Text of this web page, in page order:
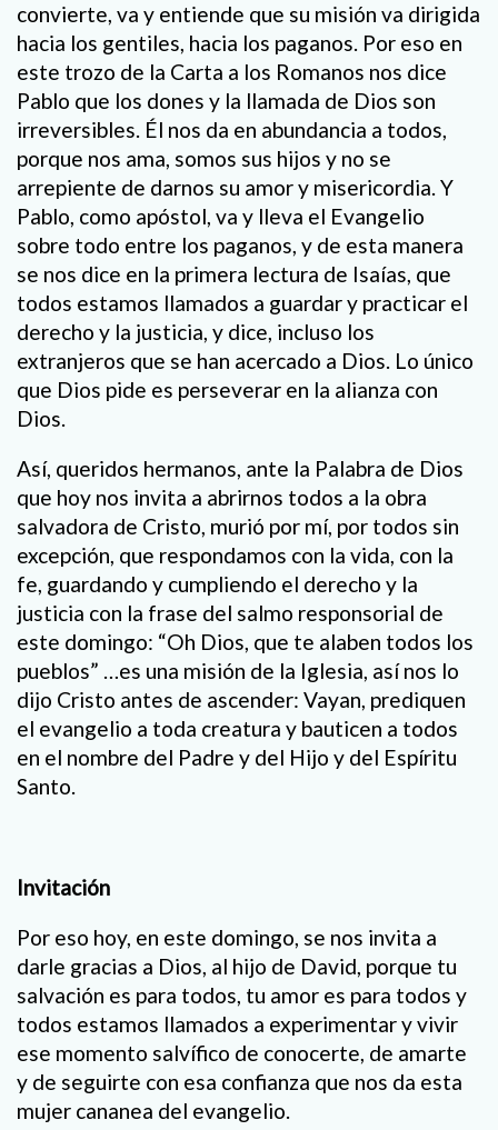
convierte, va y entiende que su misión va dirigida
hacia los gentiles, hacia los paganos. Por eso en
este trozo de la Carta a los Romanos nos dice
Pablo que los dones y la llamada de Dios son
irreversibles. Él nos da en abundancia a todos,
porque nos ama, somos sus hijos y no se
arrepiente de darnos su amor y misericordia. Y
Pablo, como apóstol, va y lleva el Evangelio
sobre todo entre los paganos, y de esta manera
se nos dice en la primera lectura de Isaías, que
todos estamos llamados a guardar y practicar el
derecho y la justicia, y dice, incluso los
extranjeros que se han acercado a Dios. Lo único
que Dios pide es perseverar en la alianza con
Dios.
Así, queridos hermanos, ante la Palabra de Dios
que hoy nos invita a abrirnos todos a la obra
salvadora de Cristo, murió por mí, por todos sin
excepción, que respondamos con la vida, con la
fe, guardando y cumpliendo el derecho y la
justicia con la frase del salmo responsorial de
este domingo: “Oh Dios, que te alaben todos los
pueblos” …es una misión de la Iglesia, así nos lo
dijo Cristo antes de ascender: Vayan, prediquen
el evangelio a toda creatura y bauticen a todos
en el nombre del Padre y del Hijo y del Espíritu
Santo.
Invitación
Por eso hoy, en este domingo, se nos invita a
darle gracias a Dios, al hijo de David, porque tu
salvación es para todos, tu amor es para todos y
todos estamos llamados a experimentar y vivir
ese momento salvífico de conocerte, de amarte
y de seguirte con esa confianza que nos da esta
mujer cananea del evangelio.